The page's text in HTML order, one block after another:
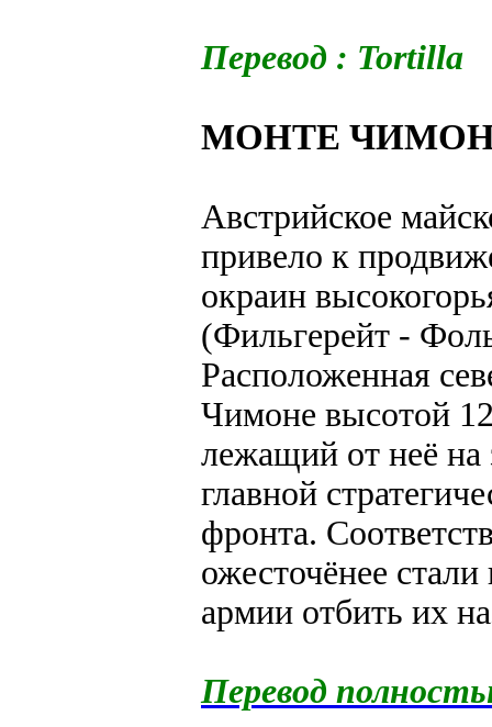
Перевод : Tortilla
МОНТЕ
Австрийское
привело к
окраин
(Фильгерейт -
Расположенная
Чимоне высотой
лежащий от неё на
главной
фронта.
ожесточёнее
армии отбить их
Перевод